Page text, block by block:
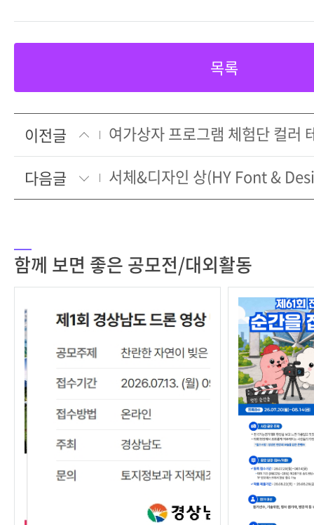
목록
이전글
여가상자 프로그램 체험단 컬러
다음글
서체&디자인 상(HY Font &
함께 보면 좋은 공모전/대외활동